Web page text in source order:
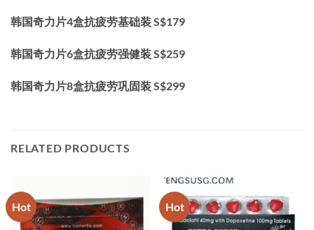
韩国奇力片4盒抗疲劳基础装 S$179
韩国奇力片6盒抗疲劳强健装 S$259
韩国奇力片8盒抗疲劳巩固装 S$299
RELATED PRODUCTS
Hot Hot